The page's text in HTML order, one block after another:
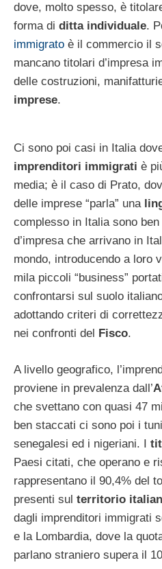
dove, molto spesso, è
forma di ditta individuale.
immigrato è il commercio il
mancano titolari d’impresa
delle costruzioni,
imprese.
Ci sono poi casi in Italia
imprenditori immigrati è
media; è il caso di Prato,
delle imprese “parla” una
complesso in Italia sono
d’impresa che arrivano in
mondo, introducendo a loro
mila piccoli “business”
confrontarsi sul suolo
adottando criteri di
nei confronti del
Fisco.
A livello geografico,
proviene in prevalenza dall’
che svettano con quasi 47
ben staccati ci sono poi i
senegalesi ed i nigeriani. I
Paesi citati, che operano e
rappresentano il 90,4% del
presenti sul territorio
dagli imprenditori immigrati
e la Lombardia, dove la
parlano straniero supera il